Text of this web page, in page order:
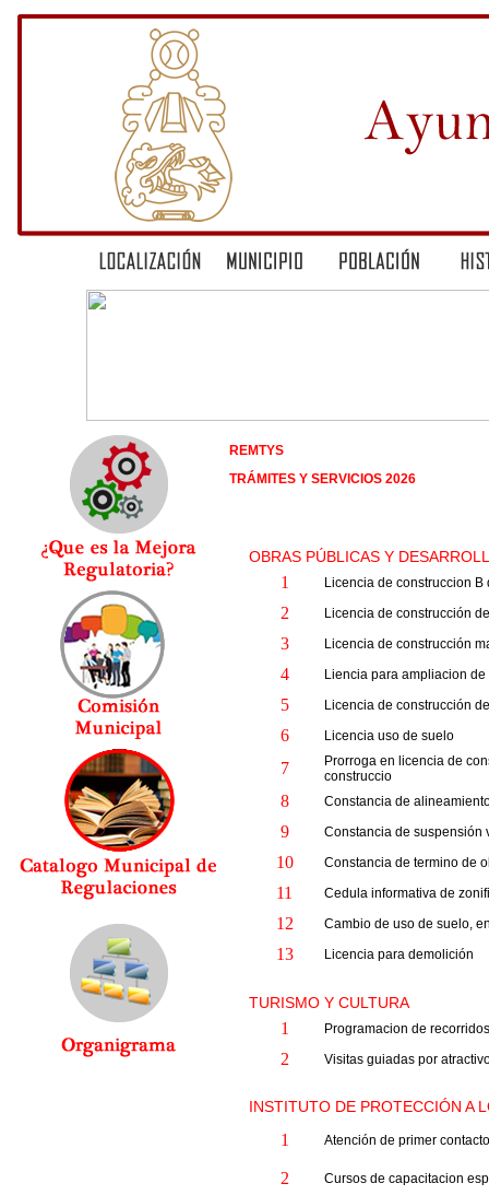
REMTYS
TRÁMITES Y SERVICIOS 2026
OBRAS PÚBLICAS Y
1 Licencia de construccion B
2 Licencia de construcción
3 Licencia de construcción
4 Liencia para ampliacion de
5 Licencia de construcción
6 Licencia uso de suelo
7
Prorroga en licencia de
construccio
8 Constancia de
9 Constancia de suspensión
10 Constancia de termino de
11 Cedula informativa de
12 Cambio de uso de suelo,
13 Licencia para demolición
TURISMO Y CULTURA
1 Programacion de
2 Visitas guiadas por
INSTITUTO DE PROTECCIÓN A
1 Atención de primer
2 Cursos de capacitacion